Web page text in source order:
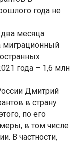
года не
месяца
миграционный
года – 1,6 млн
Дмитрий
в страну
по его
в том числе
В частности,